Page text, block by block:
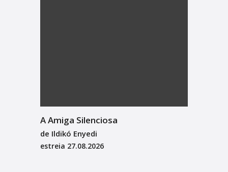
A Amiga Silenciosa
de Ildikó Enyedi
estreia 27.08.2026